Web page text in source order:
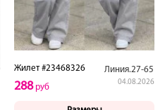
Жилет #23468326 Линия.27-65
04.08.2026
288руб